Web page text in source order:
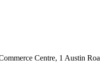
Centre, 1 Austin